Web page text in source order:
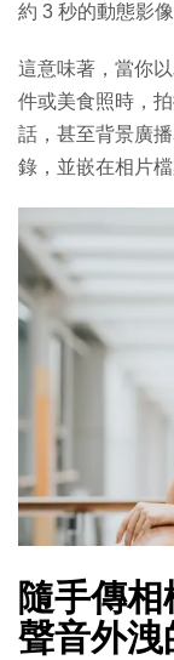
約 3 秒的動態影
這意味著，當你
件或美食照時，
話，甚至背景廣
錄，並嵌在相片檔
隨手傳
聲音外洩